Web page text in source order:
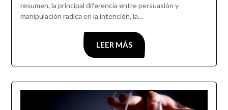
resumen, la principal diferencia entre persuasión y
manipulación radica en la intención, la…
LEER MÁS